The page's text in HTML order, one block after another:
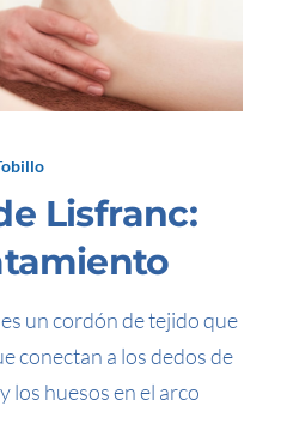
Lisfranc:
un cordón de tejido que
conectan a los dedos de
los huesos en el arco